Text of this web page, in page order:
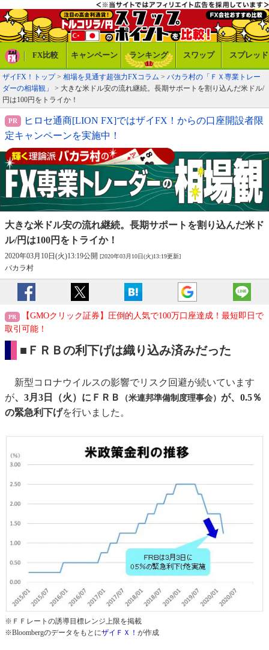
FX比較 キャンペーン ランキング スワップ スプレッド
ザイFX！トップ> 相場を見通す超強力FXコラム > バカラ村の「ＦＸ専業トレー
ダーの相場観」
> 大きな米ドル安の流れ継続。長期サポートを割り込んだ米ドル/
円は100円をトライか！
ヒロセ通商[LION FX]ではザイFX！からの口座開設者限
定キャンペーンを実施中！
大きな米ドル安の流れ継続。長期サポートを割り込んだ米ド
ル/円は100円をトライか！
2020年03月10日(火)13:19公開 [2020年03月10日(火)13:19更新]
バカラ村
【GMOクリック証券】圧倒的人気で100万口座達成！最短即日で
取引可能！
■ＦＲＢの利下げは織り込み済みだった
新型コロナウイルスの影響でリスク回避が続いています
が、3月3日（火）にＦＲＢ （米連邦準備制度理事会） が、0.5％
の緊急利下げを行いました。
※ＦＦレートの誘導目標レンジ上限を掲載
※BloombergのデータをもとにザイＦＸ！ が作成